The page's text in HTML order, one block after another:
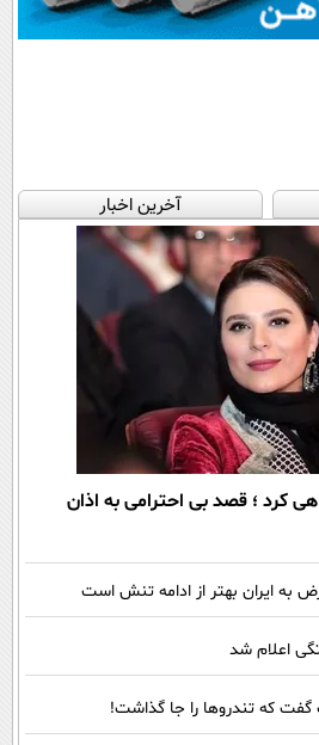
آخرین اخبار
کرد ؛ قصد بی احترامی به اذان
به ایران بهتر از ادامه تنش است
اعلام شد
گفت که تندروها را جا گذاشت!